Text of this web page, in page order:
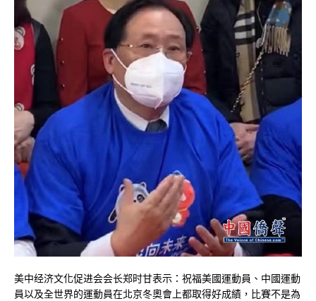
美中经济文化促进会会长郑时甘表示：祝福美國運動員、中國運動
員以及全世界的運動員在北京冬奧會上都取得好成績，比賽不是為